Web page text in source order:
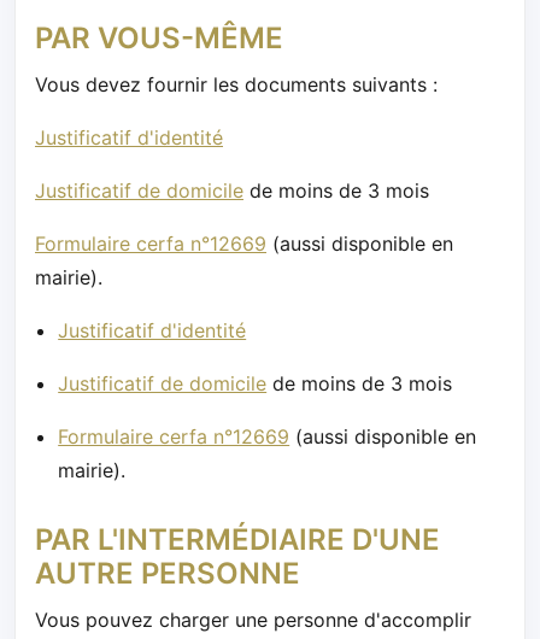
PAR VOUS-MÊME
Vous devez fournir les documents suivants :
Justificatif d'identité
Justificatif de domicile de moins de 3 mois
Formulaire cerfa n°12669 (aussi disponible en
mairie).
Justificatif d'identité
Justificatif de domicile de moins de 3 mois
Formulaire cerfa n°12669 (aussi disponible en
mairie).
PAR L'INTERMÉDIAIRE D'UNE
AUTRE PERSONNE
Vous pouvez charger une personne d'accomplir